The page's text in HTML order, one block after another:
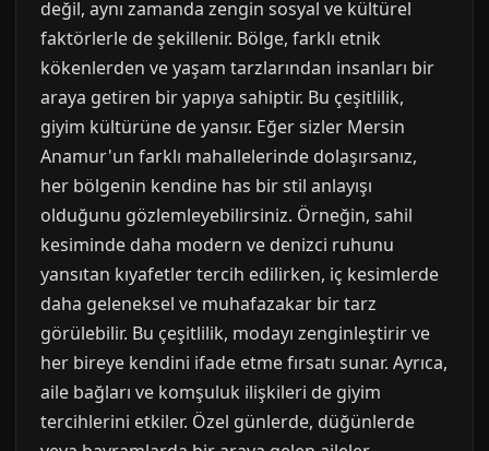
değil, aynı zamanda zengin sosyal ve kültürel
faktörlerle de şekillenir. Bölge, farklı etnik
kökenlerden ve yaşam tarzlarından insanları bir
araya getiren bir yapıya sahiptir. Bu çeşitlilik,
giyim kültürüne de yansır. Eğer sizler Mersin
Anamur'un farklı mahallelerinde dolaşırsanız,
her bölgenin kendine has bir stil anlayışı
olduğunu gözlemleyebilirsiniz. Örneğin, sahil
kesiminde daha modern ve denizci ruhunu
yansıtan kıyafetler tercih edilirken, iç kesimlerde
daha geleneksel ve muhafazakar bir tarz
görülebilir. Bu çeşitlilik, modayı zenginleştirir ve
her bireye kendini ifade etme fırsatı sunar. Ayrıca,
aile bağları ve komşuluk ilişkileri de giyim
tercihlerini etkiler. Özel günlerde, düğünlerde